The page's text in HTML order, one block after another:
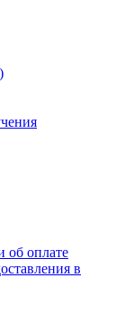
об оплате
в